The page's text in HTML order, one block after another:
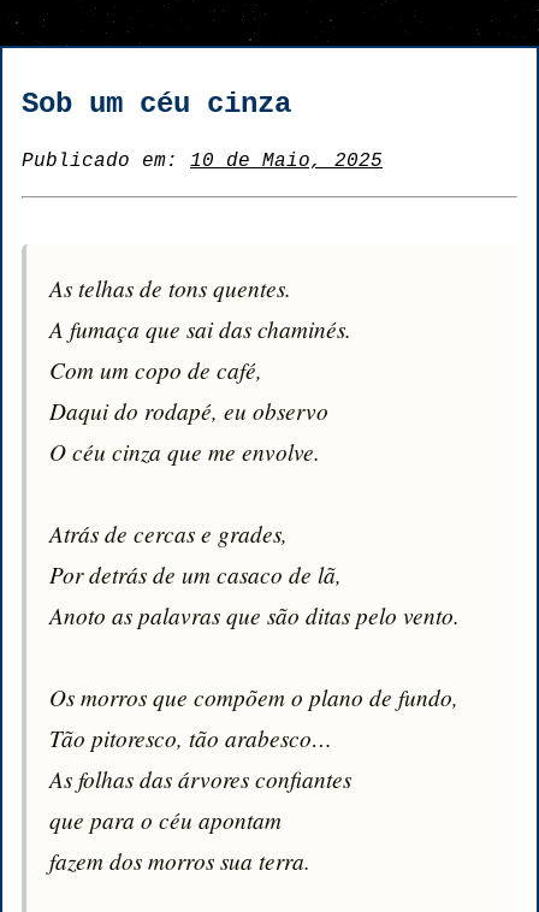
Sob um céu cinza
Publicado em: 10 de Maio, 2025
As telhas de tons quentes.
A fumaça que sai das chaminés.
Com um copo de café,
Daqui do rodapé, eu observo
O céu cinza que me envolve.
Atrás de cercas e grades,
Por detrás de um casaco de lã,
Anoto as palavras que são ditas pelo vento.
Os morros que compõem o plano de fundo,
Tão pitoresco, tão arabesco…
As folhas das árvores confiantes
que para o céu apontam
fazem dos morros sua terra.